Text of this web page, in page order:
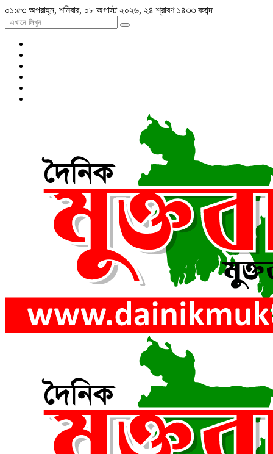
০১:৫৩ অপরাহ্ন, শনিবার, ০৮ অগাস্ট ২০২৬, ২৪ শ্রাবণ ১৪৩৩ বঙ্গাব্দ